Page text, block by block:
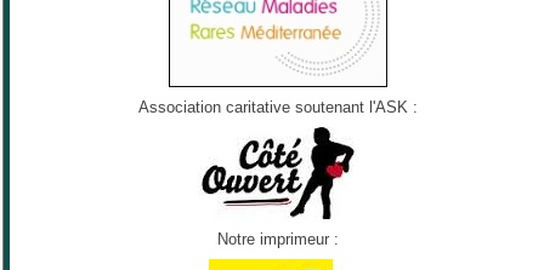
Association caritative soutenant l'ASK :
Notre imprimeur :